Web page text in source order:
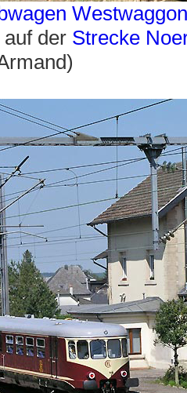
der Strecke